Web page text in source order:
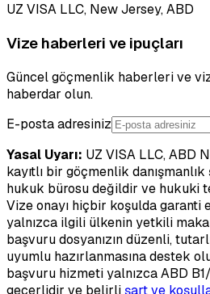
UZ VISA LLC, New Jersey, ABD
Vize haberleri ve ipuçları
Güncel göçmenlik haberleri ve
haberdar olun.
E-posta adresiniz
Yasal Uyarı: UZ VISA LLC, ABD
kayıtlı bir göçmenlik
hukuk bürosu değildir ve hukuki
Vize onayı hiçbir koşulda garanti
yalnızca ilgili ülkenin yetkili
başvuru dosyanızın düzenli,
uyumlu hazırlanmasına destek
başvuru hizmeti yalnızca ABD
geçerlidir ve belirlişart ve